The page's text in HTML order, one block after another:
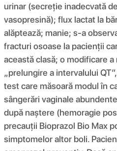
urinar (secreție inadecvată
vasopresină); flux lactat la
alăptează; manie; s-a
fracturi osoase la pacienții
această clasă; o modificare
„prelungire a intervalului
test care măsoară modul în
sângerări vaginale
după naștere (hemoragie
precauții Bioprazol Bio Max
simptomelor altor boli.